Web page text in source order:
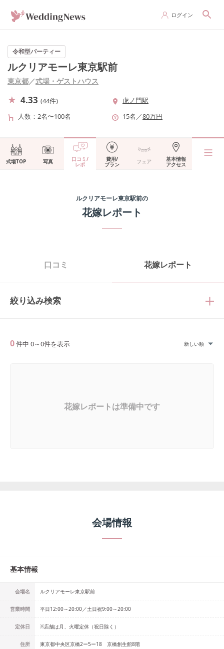
ログイン
令和型パーティー
ルクリアモーレ東京駅前
東京都／式場・ゲストハウス
4.33 (44件)
虎ノ門駅
人数
2名〜100名 15名 ／80万円
式場TOP 写真 口コミ/
レポ
費用/
プラン フェア 基本情報
アクセス
ルクリアモーレ東京駅前の
花嫁レポート
口コミ 花嫁レポート
絞り込み検索
0件中 0～0件を表示 新しい順
花嫁レポートは準備中です
会場情報
基本情報
会場名 ルクリアモーレ東京駅前
営業時間 平日12:00～20:00／土日祝9:00～20:00
定休日 ※店舗は月、火曜定休（祝日除く）
住所
東京都中央区京橋2ー5ー18 京橋創生館8階